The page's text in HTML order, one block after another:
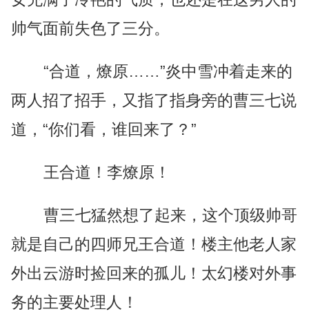
帅气面前失色了三分。
“合道，燎原……”炎中雪冲着走来的
两人招了招手，又指了指身旁的曹三七说
道，“你们看，谁回来了？”
王合道！李燎原！
曹三七猛然想了起来，这个顶级帅哥
就是自己的四师兄王合道！楼主他老人家
外出云游时捡回来的孤儿！太幻楼对外事
务的主要处理人！